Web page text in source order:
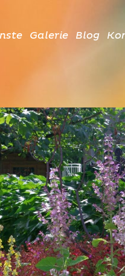
Galerie Blog